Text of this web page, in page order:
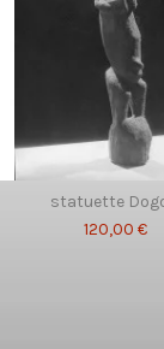
statuette
120,00 €